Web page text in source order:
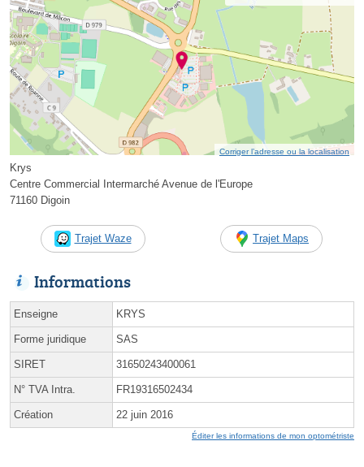
Corriger l’adresse ou la localisation
Krys
Centre Commercial Intermarché Avenue de l'Europe
71160 Digoin
Trajet Waze Trajet Maps
Informations
Enseigne KRYS
Forme juridique SAS
SIRET 31650243400061
N° TVA Intra. FR19316502434
Création 22 juin 2016
Éditer les informations de mon optométriste